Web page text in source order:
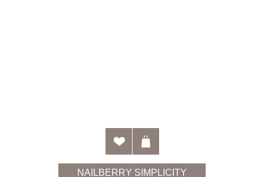
NAILBERRY SIMPLICITY